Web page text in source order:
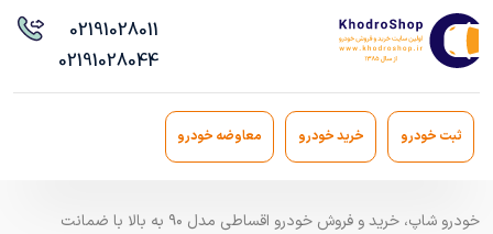
02191028011
02191028044
ثبت خودرو خرید خودرو معاوضه خودرو
خودرو شاپ، خرید و فروش خودرو اقساطی مدل ۹۰ به بالا با ضمانت